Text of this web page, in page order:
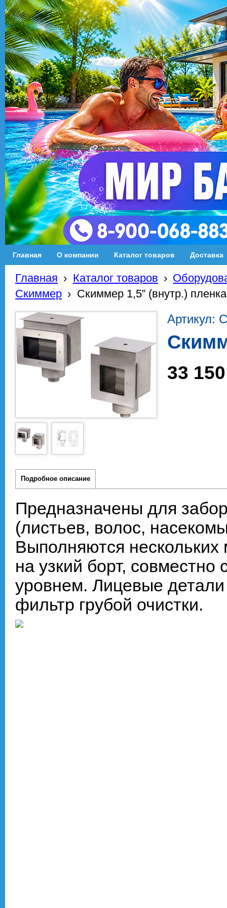
Главная О компании Каталог товаров Доставка
Главная › Каталог товаров ›
Скиммер › Скиммер 1,5” (внутр.) пленка
Артикул:
33 150
Подробное описание
Предназначены для
(листьев, волос,
Выполняются
на узкий борт,
уровнем. Лицевые
фильтр грубой очистки.